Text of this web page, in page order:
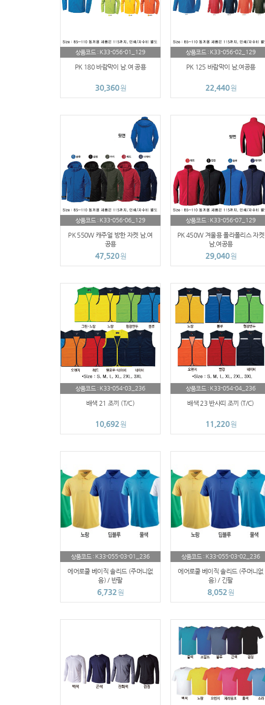
AP-100051
AP-100056
AP-100017
AP-100013
AP-100114
AP-100018
AP-100036
시계
AP-100121
AP-100010
AP-100110
AP-100016
AP-100109
AP-100060
버블락
AP-100037
AP-100059
AP-100024
AP-100019
AP-100038
상품코드 : K33-056-01_129
PK 180 바람막이 남.여 공용
30,360원
상품코드 : K33-056-02_129
PK 125 바람막이 남,여공용
22,440원
상품코드 : K33-056-06_129
PK 550W 캐주얼 방한 자켓 남,여
공용
47,520원
상품코드 : K33-056-07_129
PK 450W 겨울용 폴라폴리스 자켓
남,여공용
29,040원
상품코드 : K33-054-03_236
배색 21 조끼 (T/C)
10,692원
상품코드 : K33-054-04_236
배색 23 반사띠 조끼 (T/C)
11,220원
상품코드 : K33-055-03-01_236
에어로쿨 베이직 솔리드 (주머니없
음) / 반팔
6,732원
상품코드 : K33-055-03-02_236
에어로쿨 베이직 솔리드 (주머니없
음) / 긴팔
8,052원